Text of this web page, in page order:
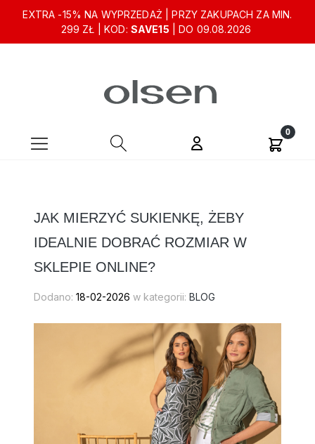
EXTRA -15% NA WYPRZEDAŻ | PRZY ZAKUPACH ZA MIN.
299 ZŁ | KOD: SAVE15 | DO 09.08.2026
JAK MIERZYĆ SUKIENKĘ, ŻEBY
IDEALNIE DOBRAĆ ROZMIAR W
SKLEPIE ONLINE?
Dodano: 18-02-2026 w kategorii: BLOG